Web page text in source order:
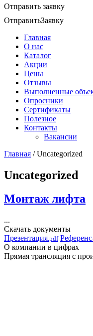
Отправить заявку
ОтправитьЗаявку
Главная
О нас
Каталог
Акции
Цены
Отзывы
Выполненные
Опросники
Сертификаты
Полезное
Контакты
Вакансии
Главная /Uncategorized
Uncategorized
Монтаж лифта
...
Скачать документы
Презентация .pdf
О компании в цифрах
Прямая трансляция с